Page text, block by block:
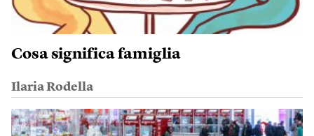
Cosa significa famiglia
Ilaria Rodella